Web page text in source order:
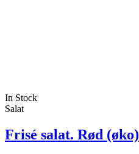
In Stock
Salat
Frisé salat. Rød (øko)